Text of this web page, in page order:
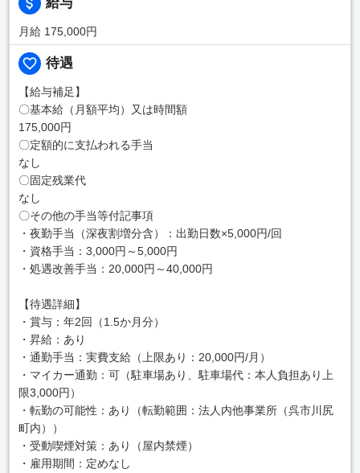
月給 175,000円
待遇
【給与補足】
〇基本給（月額平均）又は時間額
175,000円
〇定額的に支払われる手当
なし
〇固定残業代
なし
〇その他の手当等付記事項
・夜勤手当（深夜割増分含）：出勤日数×5,000円/回
・資格手当：3,000円～5,000円
・処遇改善手当：20,000円～40,000円
【待遇詳細】
・賞与：年2回（1.5か月分）
・昇給：あり
・通勤手当：実費支給（上限あり：20,000円/月）
・マイカー通勤：可（駐車場あり、駐車場代：本人負担あり上
限3,000円）
・転勤の可能性：あり（転勤範囲：法人内他事業所（呉市川尻
町内））
・受動喫煙対策：あり（屋内禁煙）
・雇用期間：定めなし